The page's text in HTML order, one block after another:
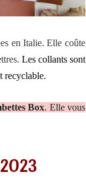
en Italie. Elle coûte
Les collants sont
recyclable.
Box. Elle vous